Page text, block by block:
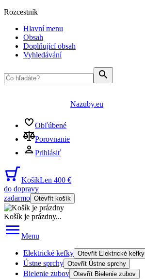
Rozcestník
Hlavní menu
Obsah
Doplňující obsah
Vyhledávání
Nazuby.eu
Obľúbené
Porovnanie
Prihlásiť
KošíkLen 400 €
do dopravy
zadarmo Otevřít košík
Košík je prázdny...
Menu
Elektrické kefky Otevřít Elektrické kefky
Ústne sprchy Otevřít Ústne sprchy
Bielenie zubov Otevřít Bielenie zubov